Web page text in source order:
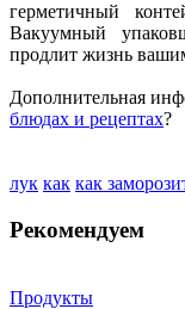
герметичный
Вакуумный
продлит жизнь
Дополнительная
блюдах и рецептах?
лук как как
Рекомендуем
Продукты